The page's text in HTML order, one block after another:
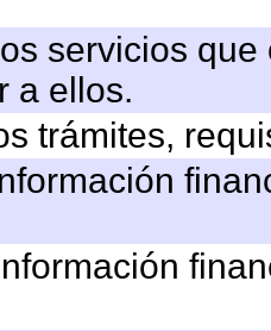
servicios
a ellos.
trámites,